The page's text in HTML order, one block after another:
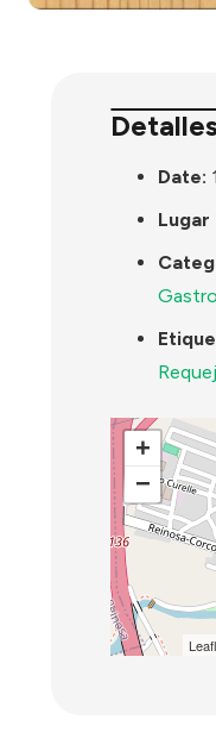
Date:
Lugar
+
−